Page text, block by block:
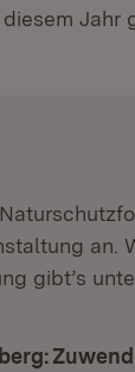
Jahr
an.
gibt’s